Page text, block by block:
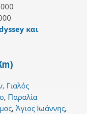
και
, Γιαλός
, Παραλία
, Άγιος Ιωάννης,